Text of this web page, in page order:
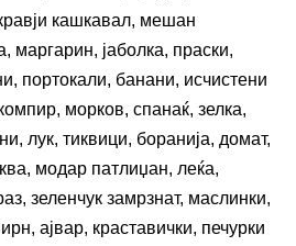
кашкавал, мешан
маргарин, јаболка, праски,
портокали, банани, исчистени
морков, спанаќ, зелка,
лук, тиквици, боранија, домат,
модар патлиџан, леќа,
зеленчук замрзнат, маслинки,
ајвар, краставички, печурки